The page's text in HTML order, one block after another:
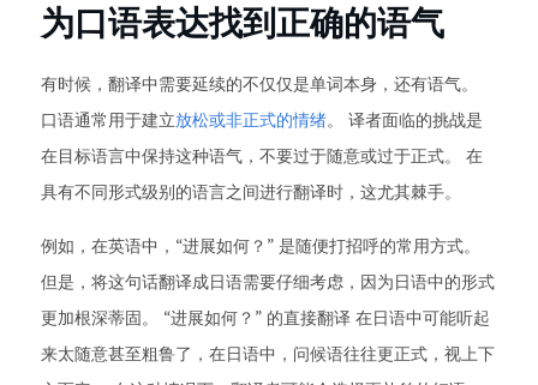
为口语表达找到正确的语气
有时候，翻译中需要延续的不仅仅是单词本身，还有语气。
口语通常用于建立放松或非正式的情绪。 译者面临的挑战是
在目标语言中保持这种语气，不要过于随意或过于正式。 在
具有不同形式级别的语言之间进行翻译时，这尤其棘手。
例如，在英语中，“进展如何？” 是随便打招呼的常用方式。
但是，将这句话翻译成日语需要仔细考虑，因为日语中的形式
更加根深蒂固。 “进展如何？” 的直接翻译 在日语中可能听起
来太随意甚至粗鲁了，在日语中，问候语往往更正式，视上下